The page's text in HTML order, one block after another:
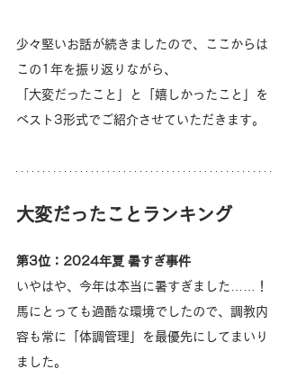
少々堅いお話が続きましたので、ここからは
この1年を振り返りながら、
「大変だったこと」と「嬉しかったこと」を
ベスト3形式でご紹介させていただきます。
大変だったことランキング
第3位：2024年夏 暑すぎ事件
いやはや、今年は本当に暑すぎました……！
馬にとっても過酷な環境でしたので、調教内
容も常に「体調管理」を最優先にしてまいり
ました。